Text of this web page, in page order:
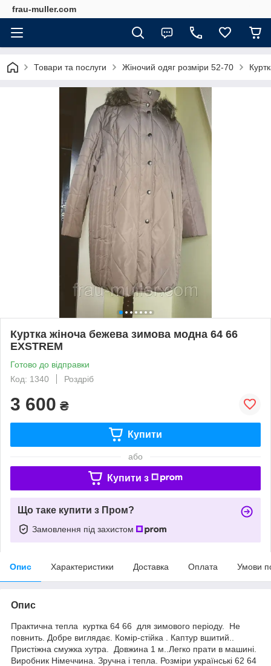
frau-muller.com
Товари та послуги Жіночий одяг розміри 52-70
Куртка жіноча бежева зимова модна 64 66
EXSTREM
Готово до відправки
Код: 1340
Роздріб
3 600 ₴
Купити
або
Купити з
Що таке купити з Пром?
Замовлення під захистом
Опис Характеристики Доставка Оплата Умови
Опис
Практична тепла куртка 64 66 для зимового періоду. Не
повнить. Добре виглядає. Комір-стійка . Каптур вшитий..
Пристіжна смужка хутра. Довжина 1 м..Легко прати в машині.
Виробник Німеччина. Зручна і тепла. Розміри українські 62 64